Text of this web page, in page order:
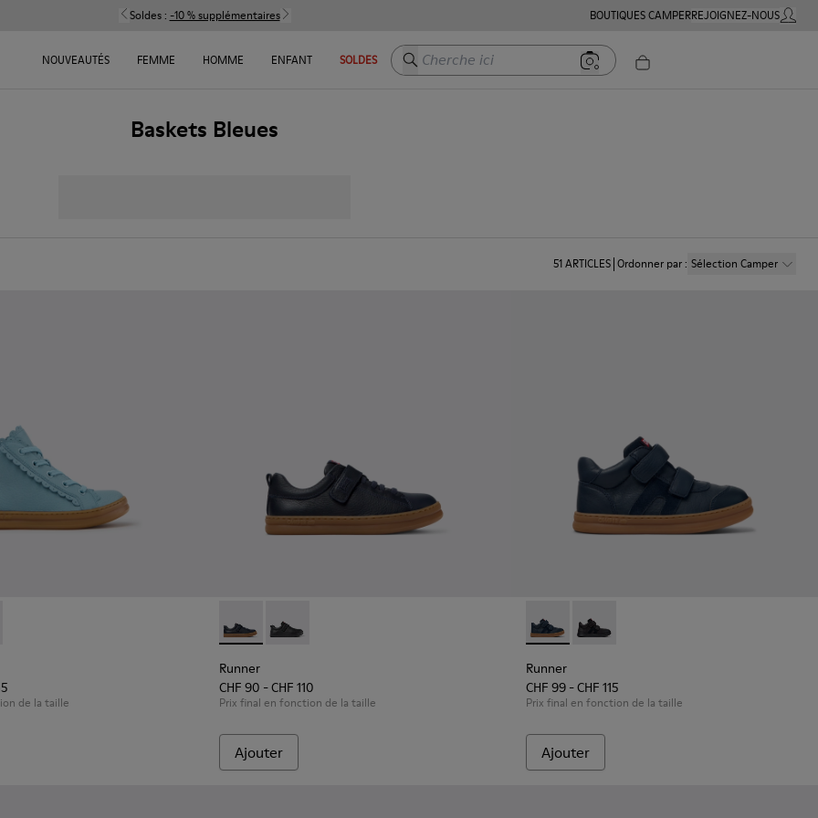
Soldes : -10 % supplémentaires BOUTIQUES CAMPERREJOIGNEZ-NOUSMON
NOUVEAUTÉS FEMME HOMME ENFANT SOLDES Cherche ici
Baskets Bleues
51ARTICLES Ordonner par: Sélection Camper
001 - Baskets en cuir bleu pour enfants.
- K900421-002
de la taille
Runner - K800319-006 - Baskets bleues en cuir et textile pour enfants.
Runner - K800319-001
Runner
CHF 90 - CHF 110
Prix final en fonction de la taille
Ajouter
Runner - K900384-001 - Baskets bleues en
Runner - K900384-002
Runner
CHF 99 - CHF 115
Prix final en fonction de la taille
Ajouter